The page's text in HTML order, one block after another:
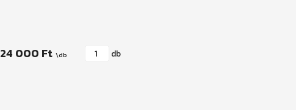
24 000 Ft db